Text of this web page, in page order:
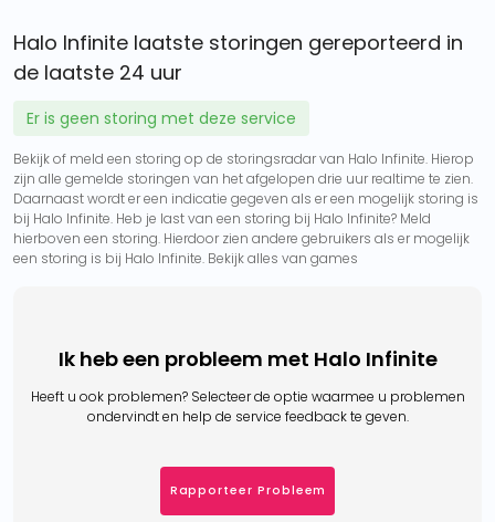
Halo Infinite laatste storingen gereporteerd in
de laatste 24 uur
Er is geen storing met deze service
Bekijk of meld een storing op de storingsradar van Halo Infinite. Hierop
zijn alle gemelde storingen van het afgelopen drie uur realtime te zien.
Daarnaast wordt er een indicatie gegeven als er een mogelijk storing is
bij Halo Infinite. Heb je last van een storing bij Halo Infinite? Meld
hierboven een storing. Hierdoor zien andere gebruikers als er mogelijk
een storing is bij Halo Infinite. Bekijk alles van games
Ik heb een probleem met Halo Infinite
Heeft u ook problemen? Selecteer de optie waarmee u problemen
ondervindt en help de service feedback te geven.
Rapporteer Probleem